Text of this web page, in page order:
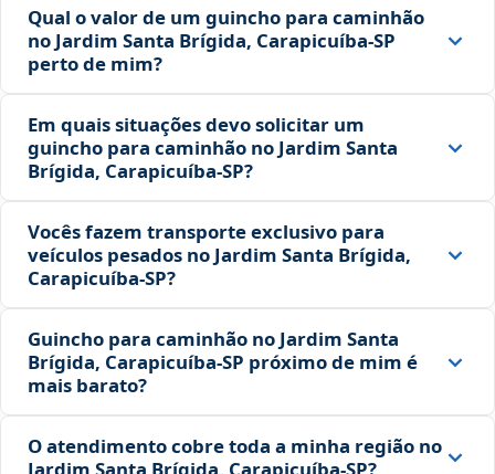
Qual o valor de um guincho para caminhão
no Jardim Santa Brígida, Carapicuíba‑SP
perto de mim?
Em quais situações devo solicitar um
guincho para caminhão no Jardim Santa
Brígida, Carapicuíba‑SP?
Vocês fazem transporte exclusivo para
veículos pesados no Jardim Santa Brígida,
Carapicuíba‑SP?
Guincho para caminhão no Jardim Santa
Brígida, Carapicuíba‑SP próximo de mim é
mais barato?
O atendimento cobre toda a minha região no